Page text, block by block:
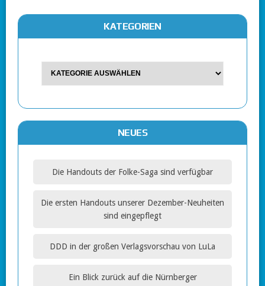
KATEGORIEN
NEUES
Die Handouts der Folke-Saga sind verfügbar
Die ersten Handouts unserer Dezember-Neuheiten
sind eingepflegt
DDD in der großen Verlagsvorschau von LuLa
Ein Blick zurück auf die Nürnberger